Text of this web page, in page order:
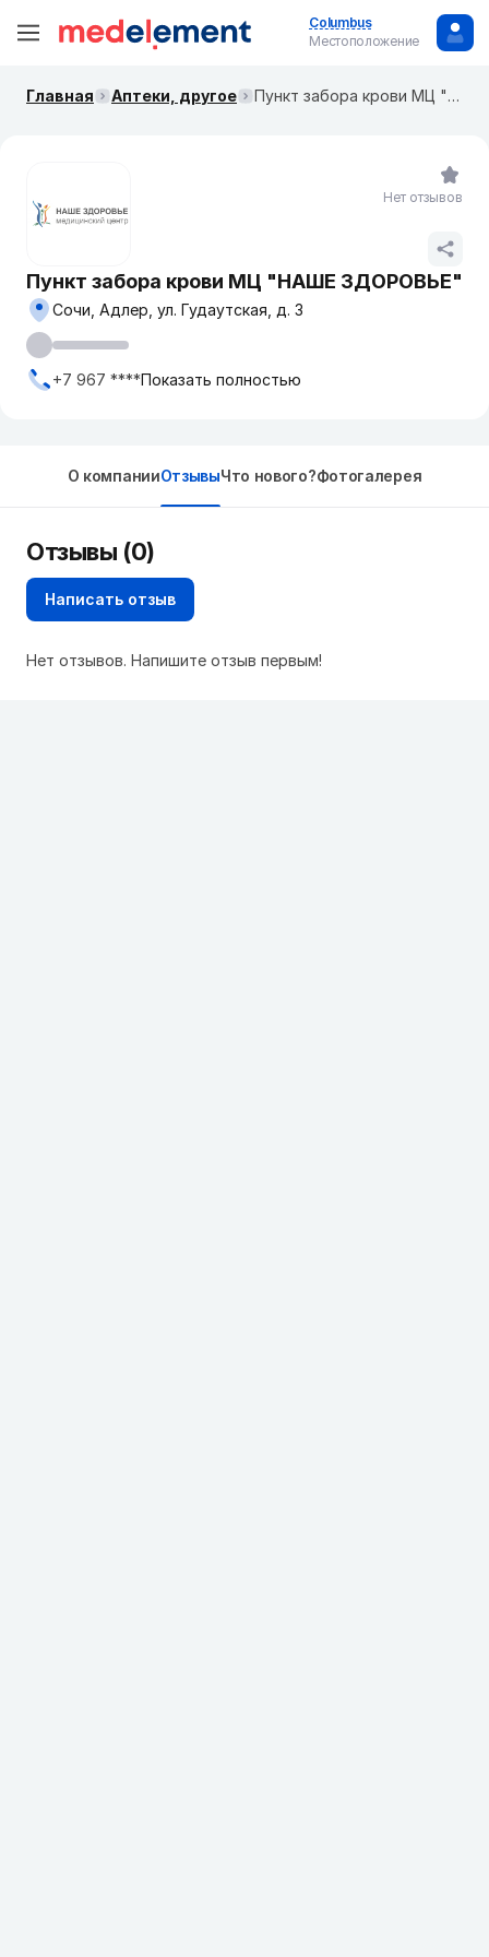
Columbus
Местоположение
Главная Аптеки, другое Пункт забора крови МЦ "НАШЕ ЗДОРОВЬЕ"
Пункт забора крови МЦ "НАШЕ ЗДОРОВЬЕ"
Сочи, Адлер, ул. Гудаутская, д. 3
+7 967 ****Показать полностью
Нет отзывов
О компанииОтзывыЧто нового?Фотогалерея
Отзывы (0)
Написать отзыв
Нет отзывов. Напишите отзыв первым!